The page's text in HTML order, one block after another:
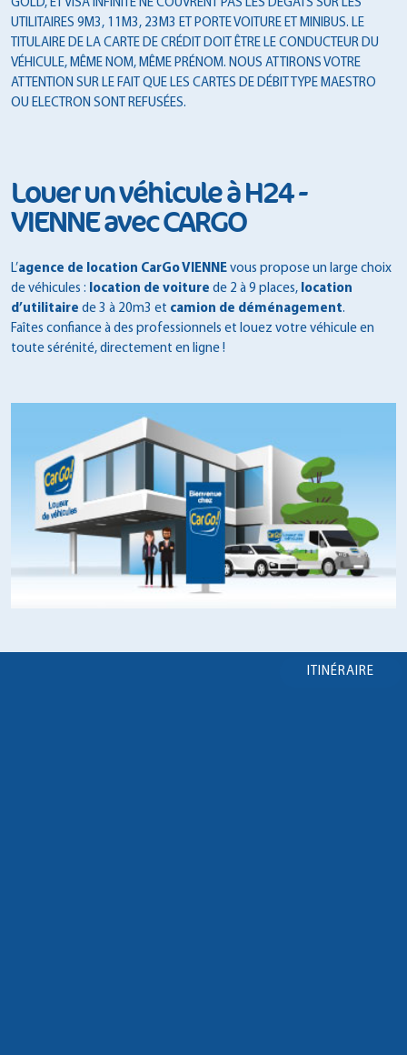
GOLD, ET VISA INFINITE NE COUVRENT PAS LES DEGATS SUR LES
UTILITAIRES 9M3, 11M3, 23M3 ET PORTE VOITURE ET MINIBUS. LE
TITULAIRE DE LA CARTE DE CRÉDIT DOIT ÊTRE LE CONDUCTEUR DU
VÉHICULE, MÊME NOM, MÊME PRÉNOM. NOUS ATTIRONS VOTRE
ATTENTION SUR LE FAIT QUE LES CARTES DE DÉBIT TYPE MAESTRO
OU ELECTRON SONT REFUSÉES.
Louer un véhicule à H24 -
VIENNE avec CARGO
L’agence de location CarGo VIENNE vous propose un large choix
de véhicules : location de voiture de 2 à 9 places, location
d’utilitaire de 3 à 20m3 et camion de déménagement.
Faîtes confiance à des professionnels et louez votre véhicule en
toute sérénité, directement en ligne !
ITINÉRAIRE